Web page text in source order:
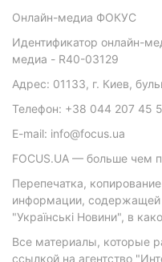
Онлайн-медиа ФОКУС
Идентификатор онлайн-
медиа - R40-03129
Адрес: 01133, г. Киев,
Телефон: +38 044 207 45
E-mail: info@focus.ua
FOCUS.UA — больше чем
Перепечатка,
информации, содержащей
"Українські Новини", в
Все материалы, которые
ссылкой на агентство